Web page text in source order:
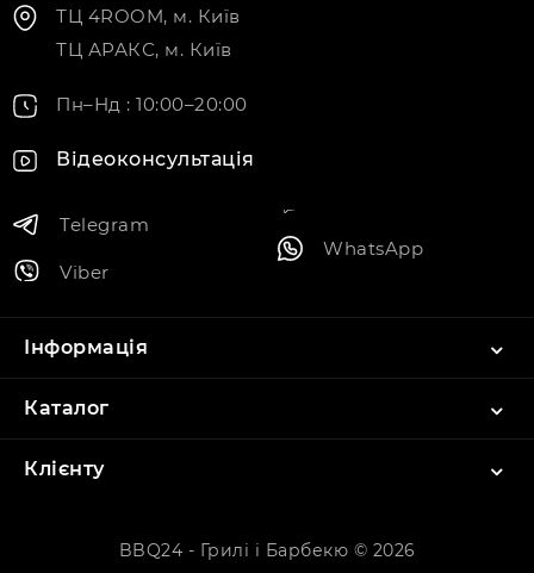
ТЦ 4ROOM, м. Київ
ТЦ АРАКС, м. Київ
Пн–Нд : 10:00–20:00
Відеоконсультація
Telegram
Viber
WhatsApp
Інформація
Каталог
Клієнту
BBQ24 - Грилі і Барбекю © 2026